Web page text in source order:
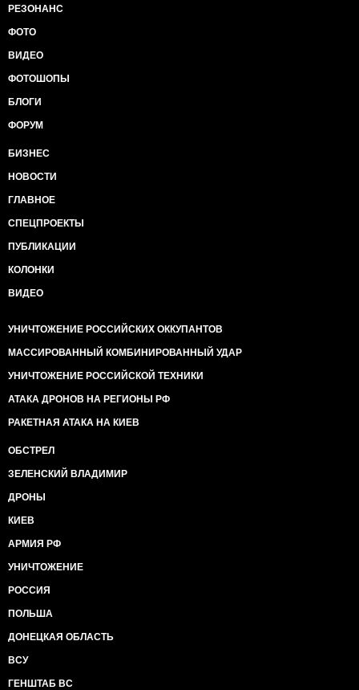
РЕЗОНАНС
ФОТО
ВИДЕО
ФОТОШОПЫ
БЛОГИ
ФОРУМ
БИЗНЕС
НОВОСТИ
ГЛАВНОЕ
СПЕЦПРОЕКТЫ
ПУБЛИКАЦИИ
КОЛОНКИ
ВИДЕО
УНИЧТОЖЕНИЕ РОССИЙСКИХ ОККУПАНТОВ
МАССИРОВАННЫЙ КОМБИНИРОВАННЫЙ УДАР
УНИЧТОЖЕНИЕ РОССИЙСКОЙ ТЕХНИКИ
АТАКА ДРОНОВ НА РЕГИОНЫ РФ
РАКЕТНАЯ АТАКА НА КИЕВ
ОБСТРЕЛ
ЗЕЛЕНСКИЙ ВЛАДИМИР
ДРОНЫ
КИЕВ
АРМИЯ РФ
УНИЧТОЖЕНИЕ
РОССИЯ
ПОЛЬША
ДОНЕЦКАЯ ОБЛАСТЬ
ВСУ
ГЕНШТАБ ВС